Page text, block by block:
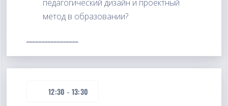
педагогический дизайн и проектный
метод в образовании?
12:30 - 13:30